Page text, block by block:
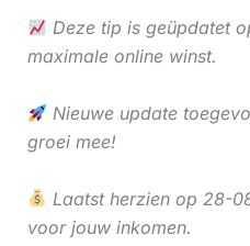
Deze tip is geüpdatet
maximale online winst.
Nieuwe update
groei mee!
Laatst herzien op 28-
voor jouw inkomen.